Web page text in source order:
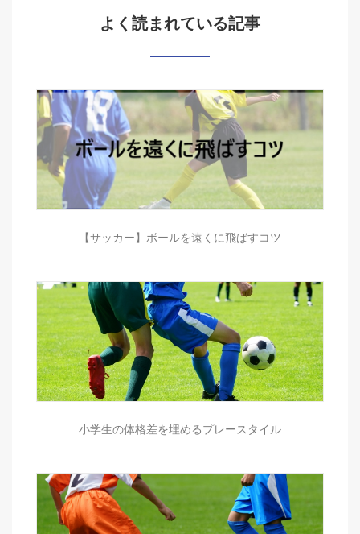
よく読まれている記事
【サッカー】ボールを遠くに飛ばすコツ
小学生の体格差を埋めるプレースタイル